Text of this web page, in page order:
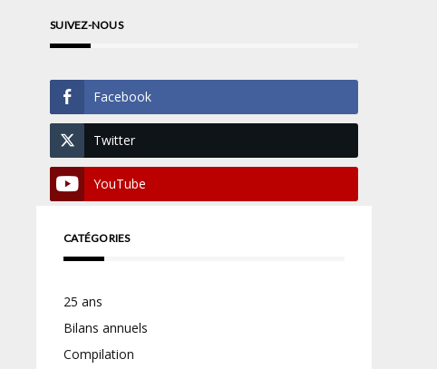
SUIVEZ-NOUS
Facebook
Twitter
YouTube
CATÉGORIES
25 ans
Bilans annuels
Compilation